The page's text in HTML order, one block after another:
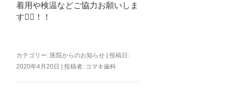
着用や検温などご協力お願いしま
す🙇‍♀️！！
カテゴリー: 医院からのお知らせ | 投稿日:
2020年4月20日
|投稿者: コマキ歯科